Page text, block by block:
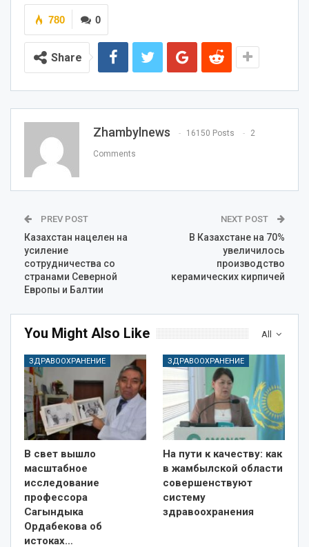
0
780
Share
Zhambylnews 16150 Posts 2
Comments
PREV POST
Казахстан нацелен на
усиление
сотрудничества со
странами Северной
Европы и Балтии
NEXT POST
В Казахстане на 70%
увеличилось
производство
керамических кирпичей
All
You Might Also Like
ЗДРАВООХРАНЕНИЕ
В свет вышло
масштабное
исследование
профессора
Сагындыка
Ордабекова об
истоках…
ЗДРАВООХРАНЕНИЕ
На пути к качеству: как
в жамбылской области
совершенствуют
систему
здравоохранения